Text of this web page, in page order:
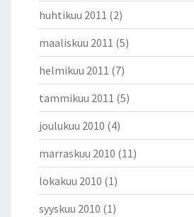
huhtikuu 2011 (2)
maaliskuu 2011 (5)
helmikuu 2011 (7)
tammikuu 2011 (5)
joulukuu 2010 (4)
marraskuu 2010 (11)
lokakuu 2010 (1)
syyskuu 2010 (1)